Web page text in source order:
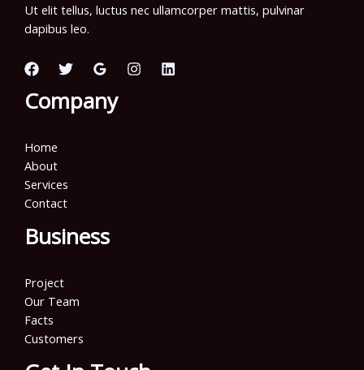
Ut elit tellus, luctus nec ullamcorper mattis, pulvinar
dapibus leo.
Company
Home
About
Services
Contact
Business
Project
Our Team
Facts
Customers